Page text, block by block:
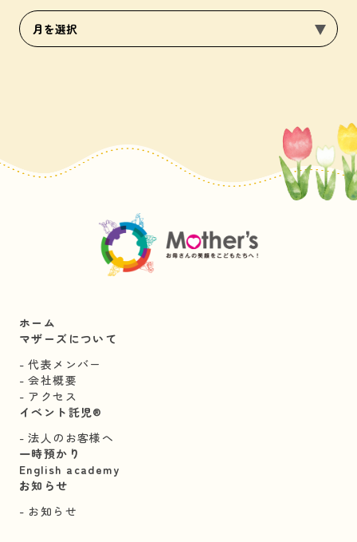
ホーム
マザーズについて
代表メンバー
会社概要
アクセス
イベント託児®︎
法人のお客様へ
一時預かり
English academy
お知らせ
お知らせ